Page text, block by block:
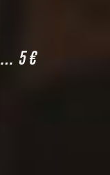
… 5 €